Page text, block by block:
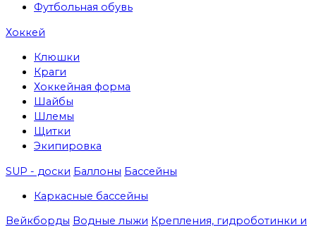
Футбольная обувь
Хоккей
Клюшки
Краги
Хоккейная форма
Шайбы
Шлемы
Щитки
Экипировка
SUP - доски Баллоны Бассейны
Каркасные бассейны
Вейкборды Водные лыжи Крепления, гидроботинки и